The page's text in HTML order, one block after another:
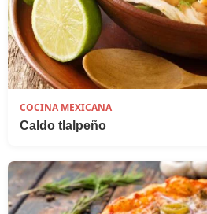
COCINA MEXICANA
Caldo tlalpeño